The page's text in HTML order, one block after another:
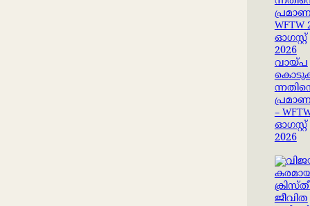
വായ്പ
–
ഓഗസ്റ്റ്
2026